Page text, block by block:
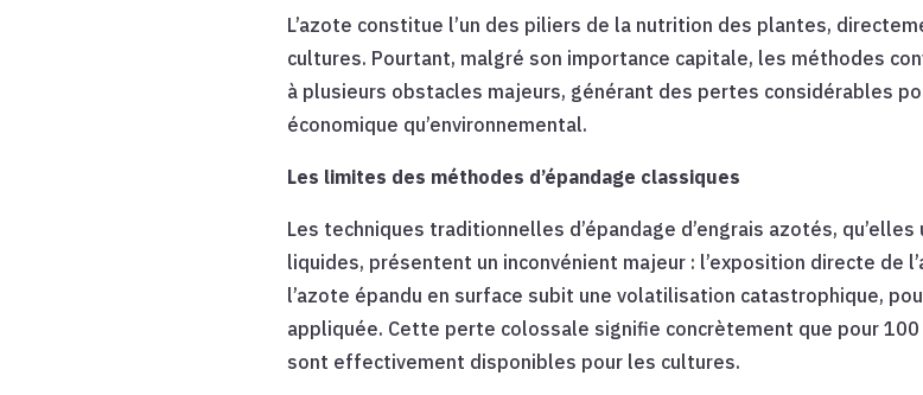
L’azote constitue l’un des piliers de la nutrition des plantes,
cultures. Pourtant, malgré son importance capitale, les méthodes
à plusieurs obstacles majeurs, générant des pertes considérables
économique qu’environnemental.
Les limites des méthodes d’épandage classiques
Les techniques traditionnelles d’épandage d’engrais azotés,
liquides, présentent un inconvénient majeur : l’exposition directe de
l’azote épandu en surface subit une volatilisation catastrophique,
appliquée. Cette perte colossale signifie concrètement que pour
sont effectivement disponibles pour les cultures.